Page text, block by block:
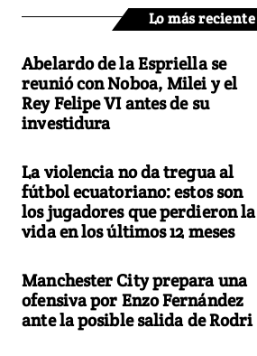
Lo más reciente
Abelardo de la Espriella se
reunió con Noboa, Milei y el
Rey Felipe VI antes de su
investidura
La violencia no da tregua al
fútbol ecuatoriano: estos son
los jugadores que perdieron la
vida en los últimos 12 meses
Manchester City prepara una
ofensiva por Enzo Fernández
ante la posible salida de Rodri